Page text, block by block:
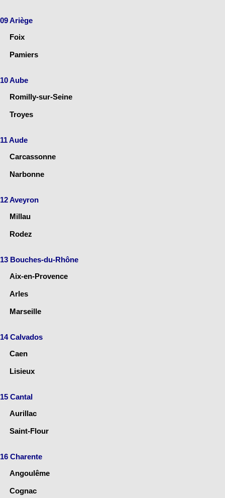
09 Ariège
Foix
Pamiers
10 Aube
Romilly-sur-Seine
Troyes
11 Aude
Carcassonne
Narbonne
12 Aveyron
Millau
Rodez
13 Bouches-du-Rhône
Aix-en-Provence
Arles
Marseille
14 Calvados
Caen
Lisieux
15 Cantal
Aurillac
Saint-Flour
16 Charente
Angoulême
Cognac